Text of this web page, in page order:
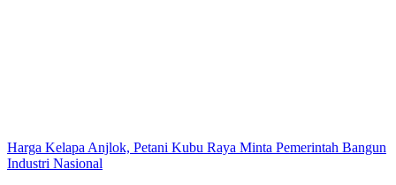
Harga Kelapa Anjlok, Petani Kubu Raya Minta Pemerintah Bangun
Industri Nasional